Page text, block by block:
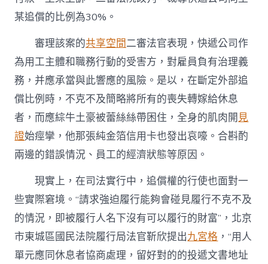
某追償的比例為30%。
審理該案的共享空間二審法官表現，快遞公司作
為用工主體和職務行動的受害方，對雇員負有治理義
務，并應承當與此響應的風險。是以，在斷定外部追
償比例時，不克不及簡略將所有的喪失轉嫁給休息
者，而應綜牛土豪被蕾絲絲帶困住，全身的肌肉開見
證始痙攣，他那張純金箔信用卡也發出哀嚎。合斟酌
兩邊的錯誤情況、員工的經濟狀態等原因。
現實上，在司法實行中，追償權的行使也面對一
些實際窘境。“請求強迫履行能夠會碰見履行不克不及
的情況，即被履行人名下沒有可以履行的財富”，北京
市東城區國民法院履行局法官靳欣提出九宮格 ，“用人
單元應同休息者協商處理，留好對的的投遞文書地址